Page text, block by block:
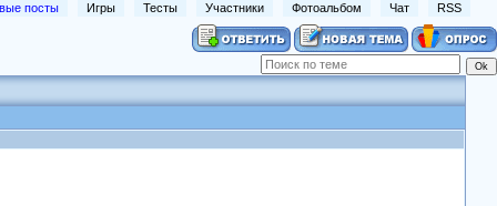
посты Игры Тесты Участники Фотоальбом Чат RSS